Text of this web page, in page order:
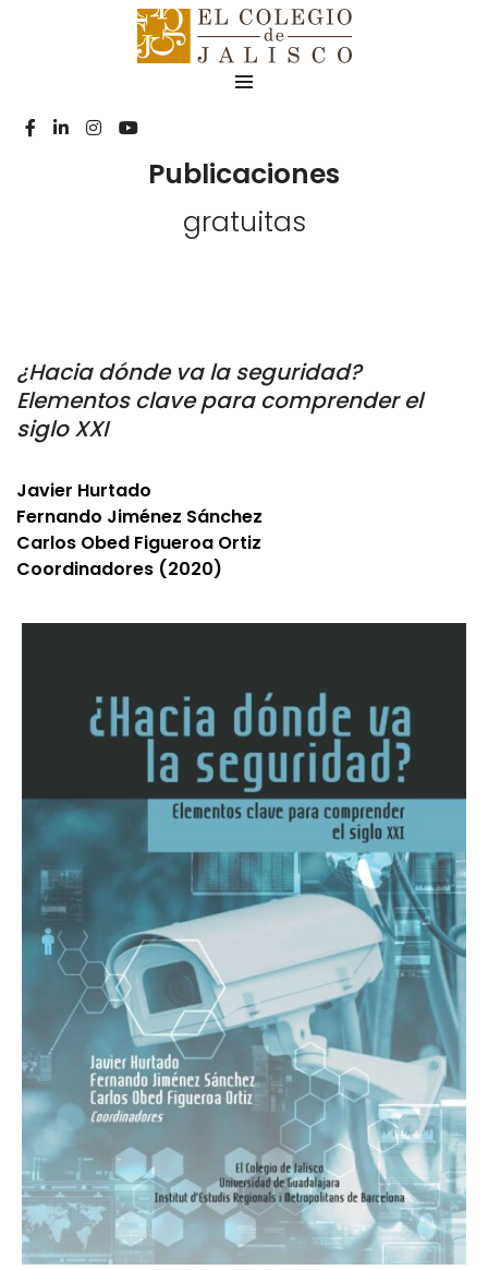
Publicaciones
gratuitas
¿Hacia dónde va la seguridad?
Elementos clave para comprender el
siglo XXI
Javier Hurtado
Fernando Jiménez Sánchez
Carlos Obed Figueroa Ortiz
Coordinadores (2020)